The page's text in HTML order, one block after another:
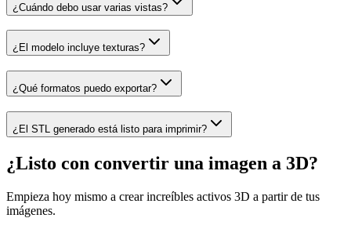
¿Cuándo debo usar varias vistas?
¿El modelo incluye texturas?
¿Qué formatos puedo exportar?
¿El STL generado está listo para imprimir?
¿Listo con convertir una imagen a 3D?
Empieza hoy mismo a crear increíbles activos 3D a partir de tus
imágenes.